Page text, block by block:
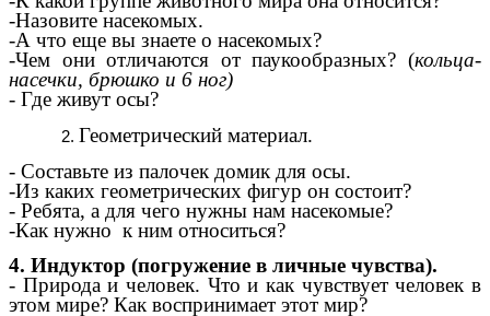
-Назовите насекомых.
-А что еще вы знаете о насекомых?
-Чем они отличаются от паукообразных? (кольца-
насечки, брюшко и 6 ног)
- Где живут осы?
Геометрический материал.
- Составьте из палочек домик для осы.
-Из каких геометрических фигур он состоит?
- Ребята, а для чего нужны нам насекомые?
-Как нужно к ним относиться?
4. Индуктор (погружение в личные чувства).
- Природа и человек. Что и как чувствует человек в
этом мире? Как воспринимает этот мир?